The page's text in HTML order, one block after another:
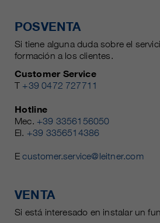
POSVENTA
Si tiene alguna duda sobre el
formación a los clientes.
Customer Service
T +39 0472 727711
Hotline
Mec. +39 3356156050
El. +39 3356514386
Ecustomer.service@leitner.com
VENTA
Si está interesado en instalar un